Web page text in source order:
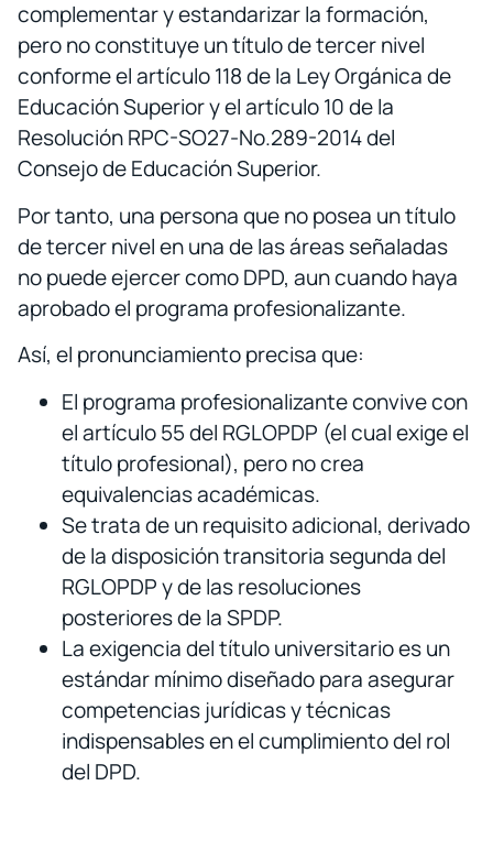
complementar y estandarizar la formación,
pero no constituye un título de tercer nivel
conforme el artículo 118 de la Ley Orgánica de
Educación Superior y el artículo 10 de la
Resolución RPC-SO27-No.289-2014 del
Consejo de Educación Superior.
Por tanto, una persona que no posea un título
de tercer nivel en una de las áreas señaladas
no puede ejercer como DPD, aun cuando haya
aprobado el programa profesionalizante.
Así, el pronunciamiento precisa que:
El programa profesionalizante convive con
el artículo 55 del RGLOPDP (el cual exige el
título profesional), pero no crea
equivalencias académicas.
Se trata de un requisito adicional, derivado
de la disposición transitoria segunda del
RGLOPDP y de las resoluciones
posteriores de la SPDP.
La exigencia del título universitario es un
estándar mínimo diseñado para asegurar
competencias jurídicas y técnicas
indispensables en el cumplimiento del rol
del DPD.